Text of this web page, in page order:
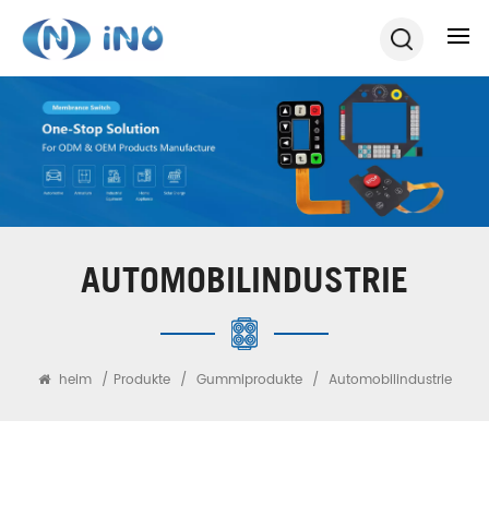
AUTOMOBILINDUSTRIE
heim / Produkte / Gummiprodukte / Automobilindustrie